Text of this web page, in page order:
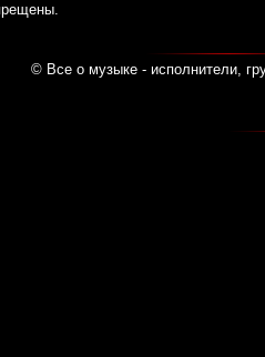
© Все о музыке - исполнители,